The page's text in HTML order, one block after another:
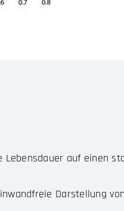
auf einen
Darstellung